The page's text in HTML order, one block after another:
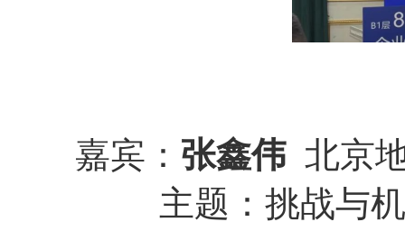
嘉宾： 张鑫伟 北京
主题：挑战与